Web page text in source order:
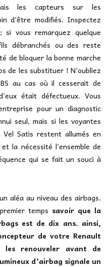
les capteurs sur les
d’être modifiés. Inspectez
si vous remarquez quelque
débranchés ou des reste
de bloquer la bonne marche
de les substituer ! N’oubliez
au cas où il cesserait de
était défectueux. Vous
pour un diagnostic
seul, mais si les voyantes
Satis restent allumés en
la nécessité l’ensemble de
qui se fait un souci à
aléa au niveau des airbags.
temps savoir que la
est de dix ans. ainsi,
de votre Renault
renouveler avant de
d’airbag signale un